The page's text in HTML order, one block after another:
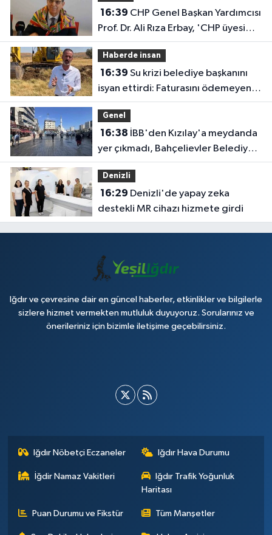
16:39
Prof. Dr. Ali Rıza Erbay, 'CHP üyesi
olmak inanç ister, emek ister, yürek
ister'
Haberde insan
16:39
isyan ettirdi: Faturasını ödemeyen
vatandaşlara böyle seslendi
Genel
16:38
yer çıkmadı, Bahçelievler Belediyesi
yer tahsis etti
Denizli
16:29
destekli MR cihazı hizmete girdi
Iğdır ve çevresine dair en güncel haberler, etkinlikler ve bilgilerle
sizlere hizmet vermekten mutluluk duyuyoruz. Sorularınız ve
önerileriniz için bizimle iletişime geçebilirsiniz.
Iğdır Nöbetçi Eczaneler Iğdır Hava Durumu
İğdir Namaz Vakitleri
Iğdır Trafik Yoğunluk
Haritası
Puan Durumu ve Fikstür Tüm Manşetler